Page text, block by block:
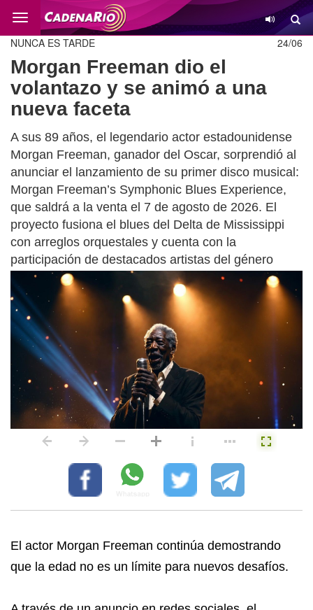
Cambio
24/06
NUNCA ES TARDE
Morgan Freeman dio el
volantazo y se animó a una
nueva faceta
A sus 89 años, el legendario actor estadounidense
Morgan Freeman, ganador del Oscar, sorprendió al
anunciar el lanzamiento de su primer disco musical:
Morgan Freeman’s Symphonic Blues Experience,
que saldrá a la venta el 7 de agosto de 2026. El
proyecto fusiona el blues del Delta de Mississippi
con arreglos orquestales y cuenta con la
participación de destacados artistas del género
El actor Morgan Freeman continúa demostrando
que la edad no es un límite para nuevos desafíos.